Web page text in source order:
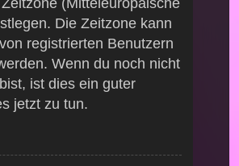
(Mitteleuropäische
Die Zeitzone kann
registrierten Benutzern
Wenn du noch nicht
ist dies ein guter
jetzt zu tun.